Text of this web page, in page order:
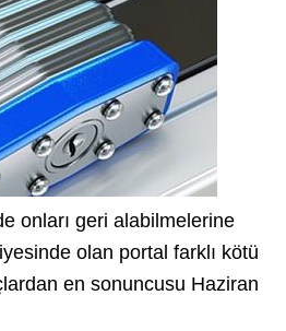
onları geri alabilmelerine
olan portal farklı kötü
en sonuncusu Haziran